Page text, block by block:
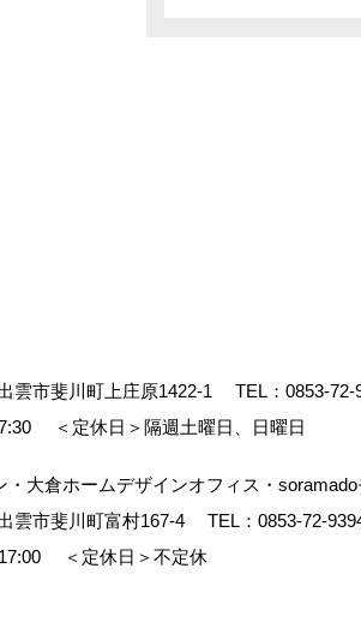
雲市斐川町上庄原1422-1 TEL： 0853-72-
＜定休日＞隔週土曜日、日曜日
・大倉ホームデザインオフィス・
雲市斐川町富村167-4 TEL： 0853-72-
＜定休日＞不定休